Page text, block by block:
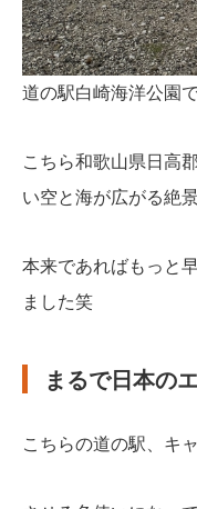
道の駅白崎海洋公園で
こちら和歌山県日高
い空と海が広がる絶
本来であればもっと
ました笑
まるで日本の
こちらの道の駅、キ